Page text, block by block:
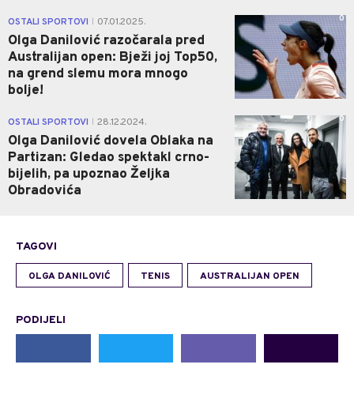
OSTALI SPORTOVI 07.01.2025.
Olga Danilović razočarala pred
Australijan open: Bježi joj Top50,
na grend slemu mora mnogo
bolje!
0
OSTALI SPORTOVI 28.12.2024.
Olga Danilović dovela Oblaka na
Partizan: Gledao spektakl crno-
bijelih, pa upoznao Željka
Obradovića
0
TAGOVI
OLGA DANILOVIĆ TENIS AUSTRALIJAN OPEN
PODIJELI